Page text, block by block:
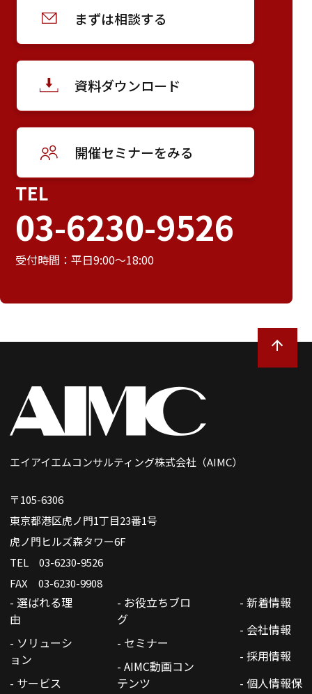
まずは相談する
資料ダウンロード
開催セミナーをみる
TEL
03-6230-9526
受付時間：平日9:00～18:00
エイアイエムコンサルティング株式会社（AIMC）
〒105-6306
東京都港区虎ノ門1丁目23番1号
虎ノ門ヒルズ森タワー6F
TEL 03-6230-9526
FAX 03-6230-9908
- 選ばれる理
由
- ソリューシ
ョン
- サービス
- お役立ちブロ
グ
- セミナー
- AIMC動画コン
テンツ
- 新着情報
- 会社情報
- 採用情報
- 個人情報保